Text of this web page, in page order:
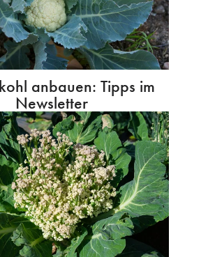
anbauen: Tipps im
Newsletter